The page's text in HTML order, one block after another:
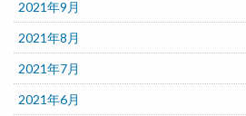
2021年9月
2021年8月
2021年7月
2021年6月